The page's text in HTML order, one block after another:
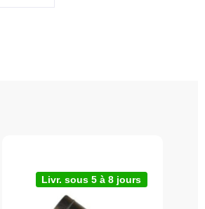
Livr. sous 5 à 8 jours